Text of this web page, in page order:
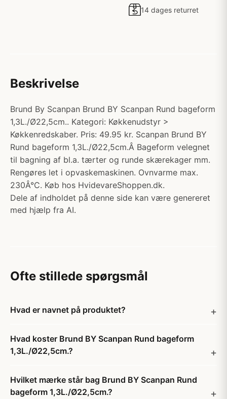
14 dages returret
Beskrivelse
Brund By Scanpan Brund BY Scanpan Rund bageform
1,3L./Ø22,5cm.. Kategori: Køkkenudstyr >
Køkkenredskaber. Pris: 49.95 kr. Scanpan Brund BY
Rund bageform 1,3L./Ø22,5cm.Â Bageform velegnet
til bagning af bl.a. tærter og runde skærekager mm.
Rengøres let i opvaskemaskinen. Ovnvarme max.
230Â°C. Køb hos HvidevareShoppen.dk.
Dele af indholdet på denne side kan være genereret
med hjælp fra AI.
Ofte stillede spørgsmål
Hvad er navnet på produktet?
Hvad koster Brund BY Scanpan Rund bageform
1,3L./Ø22,5cm.?
Hvilket mærke står bag Brund BY Scanpan Rund
bageform 1,3L./Ø22,5cm.?